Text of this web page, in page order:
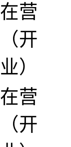
在营
（开
业）
在营
（开